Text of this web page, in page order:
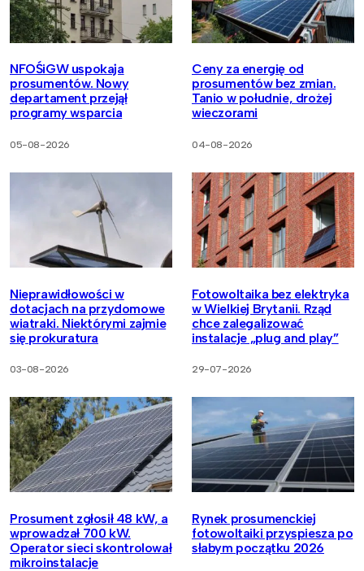
NFOŚiGW uspokaja
prosumentów. Nowy
departament przejął
programy wsparcia
05-08-2026
Ceny za energię od
prosumentów bez zmian.
Tanio w południe, drożej
wieczorami
04-08-2026
Nieprawidłowości w
dotacjach na przydomowe
wiatraki. Niektórymi zajmie
się prokuratura
03-08-2026
Fotowoltaika bez elektryka
w Wielkiej Brytanii. Rząd
chce zalegalizować
instalacje „plug and play”
29-07-2026
Prosument zgłosił 48 kW, a
wprowadzał 700 kW.
Operator sieci skontrolował
mikroinstalacje
Rynek prosumenckiej
fotowoltaiki przyspiesza po
słabym początku 2026